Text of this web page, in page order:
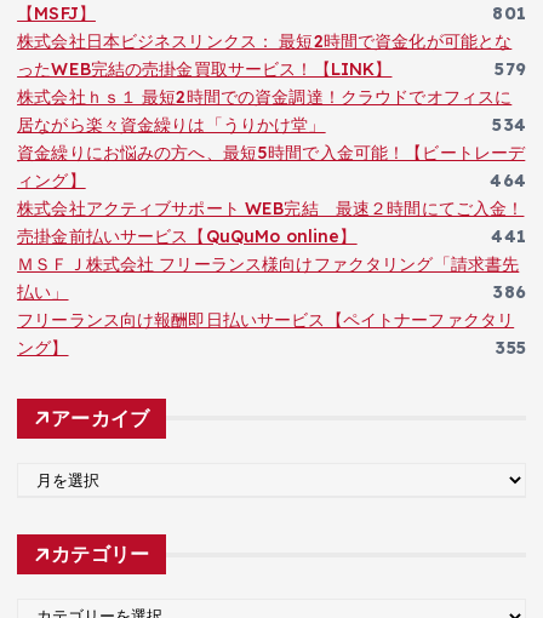
【MSFJ】
801
株式会社日本ビジネスリンクス： 最短2時間で資金化が可能とな
ったWEB完結の売掛金買取サービス！【LINK】
579
株式会社ｈｓ１ 最短2時間での資金調達！クラウドでオフィスに
居ながら楽々資金繰りは「うりかけ堂」
534
資金繰りにお悩みの方へ、最短5時間で入金可能！【ビートレーデ
ィング】
464
株式会社アクティブサポート WEB完結 最速２時間にてご入金！
売掛金前払いサービス【QuQuMo online】
441
ＭＳＦＪ株式会社 フリーランス様向けファクタリング「請求書先
払い」
386
フリーランス向け報酬即日払いサービス【ペイトナーファクタリ
ング】
355
アーカイブ
カ
カテゴリー